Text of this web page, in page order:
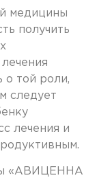
медицины
получить
о той роли,
следует
лечения и
«АВИЦЕННА